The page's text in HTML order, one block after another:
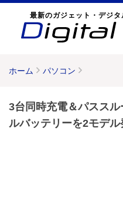
最新のガジェット・デジタ
ホーム パソコン
3台同時充電＆パスス
ルバッテリーを2モデル